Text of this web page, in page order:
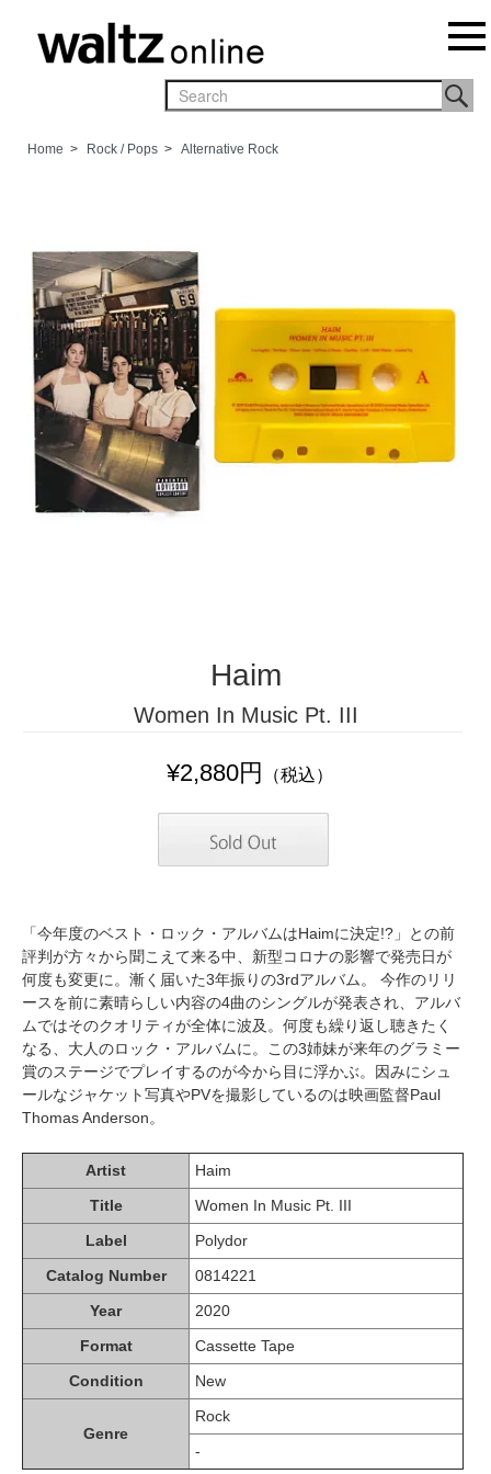
Home > Rock / Pops > Alternative Rock
Haim
Women In Music Pt. III
¥2,880円 （税込）
「今年度のベスト・ロック・アルバムはHaimに決定!?」との前
評判が方々から聞こえて来る中、新型コロナの影響で発売日が
何度も変更に。漸く届いた3年振りの3rdアルバム。 今作のリリ
ースを前に素晴らしい内容の4曲のシングルが発表され、アルバ
ムではそのクオリティが全体に波及。何度も繰り返し聴きたく
なる、大人のロック・アルバムに。この3姉妹が来年のグラミー
賞のステージでプレイするのが今から目に浮かぶ。因みにシュ
ールなジャケット写真やPVを撮影しているのは映画監督Paul
Thomas Anderson。
Artist
Haim
Title
Women In Music Pt. III
Label
Polydor
Catalog Number
0814221
Year
2020
Format
Cassette Tape
Condition
New
Genre
Rock
-